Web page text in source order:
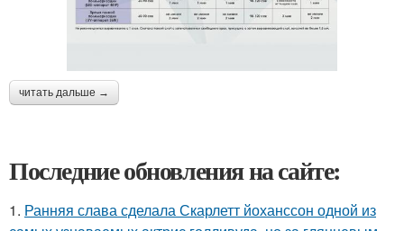
читать дальше →
Последние обновления на сайте:
1. Ранняя слава сделала Скарлетт йоханссон одной из